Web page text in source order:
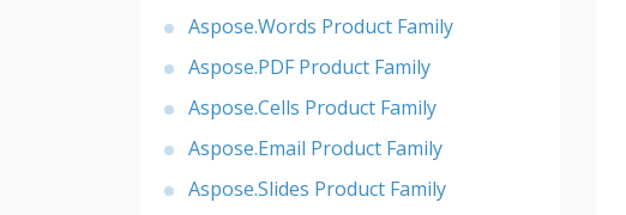
Aspose.Words Product Family
Aspose.PDF Product Family
Aspose.Cells Product Family
Aspose.Email Product Family
Aspose.Slides Product Family